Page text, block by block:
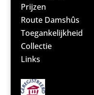
Prijzen
Route Damshûs
Toegankelijkheid
Collectie
Links